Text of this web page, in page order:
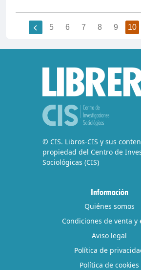
5 6 7 8 9 10
© CIS. Libros-CIS y sus
propiedad del Centro de
Sociológicas (CIS)
Información
Quiénes somos
Condiciones de venta y
Aviso legal
Política de
Política de cookies